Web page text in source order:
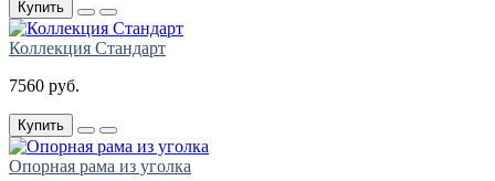
Купить
Коллекция Стандарт
7560 руб.
Купить
Опорная рама из уголка